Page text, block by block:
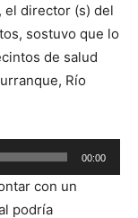
el director (s) del
sostuvo que lo
de salud
Río
00:00
con un
podría